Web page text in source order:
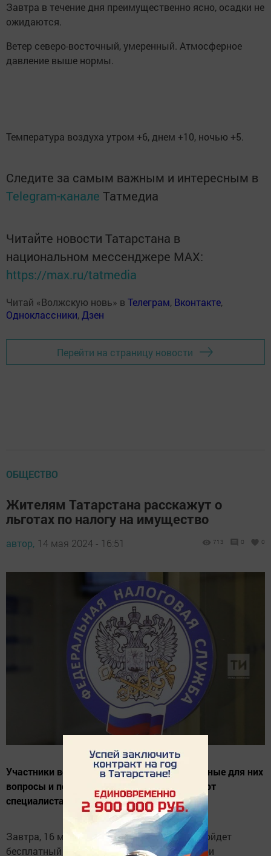
Завтра в течение дня преимущественно ясно, осадки не
ожидаются.
Ветер северо-восточный, умеренный. Атмосферное
давление выше нормы.
Температура воздуха утром +6, днем +10, ночью +5.
Следите за самым важным и интересным в
Telegram-канале Татмедиа
Читайте новости Татарстана в
национальном мессенджере MАХ:
https://max.ru/tatmedia
Читай «Волжскую новь» в Телеграм, Вконтакте,
Одноклассники,Дзен
Перейти на страницу новости
ОБЩЕСТВО
Жителям Татарстана расскажут о
льготах по налогу на имущество
автор, 14 мая 2024 - 16:51 713 0 0
Участники вебинара смогут задать актуальные для них
вопросы и получить компетентные ответы от
специалиста налоговой службы.
Завтра, 16 мая, для жителей Татарстана пройдет
бесплатный вебинар «Налоговые льготы при